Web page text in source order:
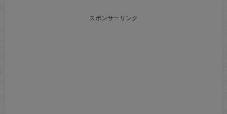
スポンサーリンク